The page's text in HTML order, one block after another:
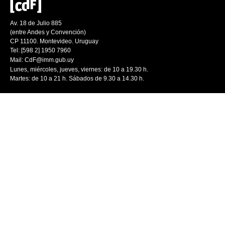
Av. 18 de Julio 885
(entre Andes y Convención)
CP 11100. Montevideo. Uruguay
Tel: [598 2] 1950 7960
Mail: CdF@imm.gub.uy
Lunes, miércoles, jueves, viernes: de 10 a 19.30 h.
Martes: de 10 a 21 h. Sábados de 9.30 a 14.30 h.